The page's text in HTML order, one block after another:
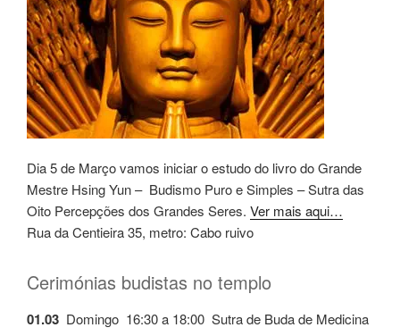
Dia 5 de Março vamos iniciar o estudo do livro do Grande
Mestre Hsing Yun – Budismo Puro e Simples – Sutra das
Oito Percepções dos Grandes Seres. Ver mais aqui…
Rua da Centieira 35, metro: Cabo ruivo
Cerimónias budistas no templo
01.03 Domingo 16:30 a 18:00 Sutra de Buda de Medicina